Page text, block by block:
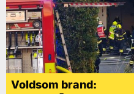
Voldsom brand: